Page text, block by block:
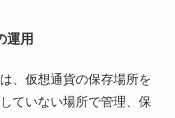
運用
、仮想通貨の保存場所を
ていない場所で管理、保